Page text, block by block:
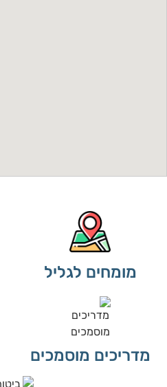
מומחים לגליל
מדריכים מוסמכים